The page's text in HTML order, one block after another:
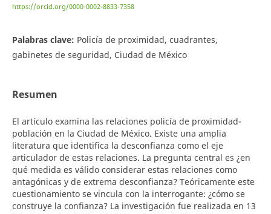
https://orcid.org/0000-0002-8833-7358
Palabras clave: Policía de proximidad, cuadrantes,
gabinetes de seguridad, Ciudad de México
Resumen
El artículo examina las relaciones policía de proximidad-
población en la Ciudad de México. Existe una amplia
literatura que identifica la desconfianza como el eje
articulador de estas relaciones. La pregunta central es ¿en
qué medida es válido considerar estas relaciones como
antagónicas y de extrema desconfianza? Teóricamente este
cuestionamiento se vincula con la interrogante: ¿cómo se
construye la confianza? La investigación fue realizada en 13